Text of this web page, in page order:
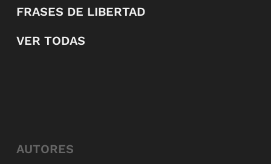
FRASES DE LIBERTAD
VER TODAS
AUTORES